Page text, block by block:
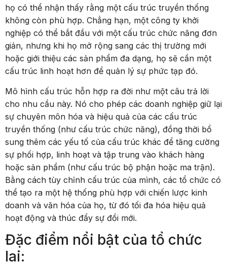
họ có thể nhận thấy rằng một cấu trúc truyền thống
không còn phù hợp. Chẳng hạn, một công ty khởi
nghiệp có thể bắt đầu với một cấu trúc chức năng đơn
giản, nhưng khi họ mở rộng sang các thị trường mới
hoặc giới thiệu các sản phẩm đa dạng, họ sẽ cần một
cấu trúc linh hoạt hơn để quản lý sự phức tạp đó.
Mô hình cấu trúc hỗn hợp ra đời như một câu trả lời
cho nhu cầu này. Nó cho phép các doanh nghiệp giữ lại
sự chuyên môn hóa và hiệu quả của các cấu trúc
truyền thống (như cấu trúc chức năng), đồng thời bổ
sung thêm các yếu tố của cấu trúc khác để tăng cường
sự phối hợp, linh hoạt và tập trung vào khách hàng
hoặc sản phẩm (như cấu trúc bộ phận hoặc ma trận).
Bằng cách tùy chỉnh cấu trúc của mình, các tổ chức có
thể tạo ra một hệ thống phù hợp với chiến lược kinh
doanh và văn hóa của họ, từ đó tối đa hóa hiệu quả
hoạt động và thúc đẩy sự đổi mới.
Đặc điểm nổi bật của tổ chức
lai: